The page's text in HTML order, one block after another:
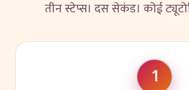
तीन स्टेप्स। दस सेकंड। कोई
1